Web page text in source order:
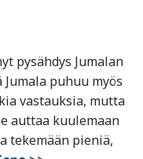
pysähdys Jumalan
puhuu myös
vastauksia, mutta
auttaa kuulemaan
tekemään pieniä,